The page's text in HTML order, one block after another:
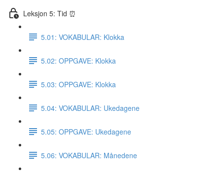
Leksjon 5: Tid ⏰
5.01: VOKABULAR: Klokka
5.02: OPPGAVE: Klokka
5.03: OPPGAVE: Klokka
5.04: VOKABULAR: Ukedagene
5.05: OPPGAVE: Ukedagene
5.06: VOKABULAR: Månedene